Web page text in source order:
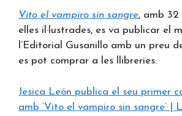
Vito el vampiro sin sangre, amb
elles il·lustrades, es va publicar el
l’Editorial Gusanillo amb un preu
es pot comprar a les llibreries.
Jesica León publica el seu primer
amb ‘Vito el vampiro sin sangre’ |